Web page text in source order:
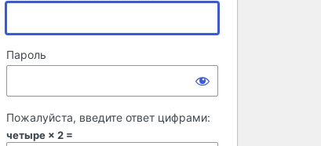
Пароль
Пожалуйста, введите ответ цифрами:
четыре × 2 =